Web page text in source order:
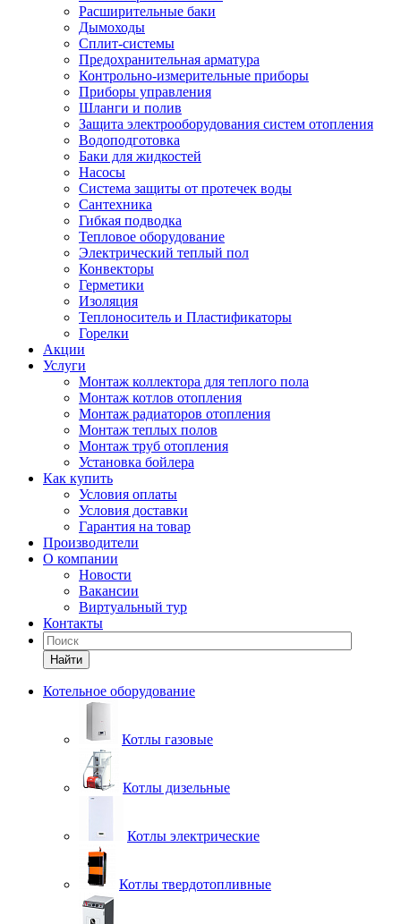
Расширительные баки
Дымоходы
Сплит-системы
Предохранительная арматура
Контрольно-измерительные приборы
Приборы управления
Шланги и полив
Защита электрооборудования систем отопления
Водоподготовка
Баки для жидкостей
Насосы
Система защиты от протечек воды
Сантехника
Гибкая подводка
Тепловое оборудование
Электрический теплый пол
Конвекторы
Герметики
Изоляция
Теплоноситель и Пластификаторы
Горелки
Акции
Услуги
Монтаж коллектора для теплого пола
Монтаж котлов отопления
Монтаж радиаторов отопления
Монтаж теплых полов
Монтаж труб отопления
Установка бойлера
Как купить
Условия оплаты
Условия доставки
Гарантия на товар
Производители
О компании
Новости
Вакансии
Виртуальный тур
Контакты
Найти
Котельное оборудование
Котлы газовые
Котлы дизельные
Котлы электрические
Котлы твердотопливные